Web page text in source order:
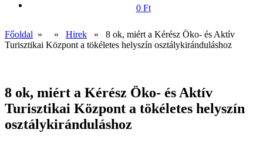
0 Ft
Főoldal » » Hirek » 8 ok, miért a Kérész Öko- és Aktív
Turisztikai Központ a tökéletes helyszín osztálykiránduláshoz
8 ok, miért a Kérész Öko- és Aktív
Turisztikai Központ a tökéletes helyszín
osztálykiránduláshoz